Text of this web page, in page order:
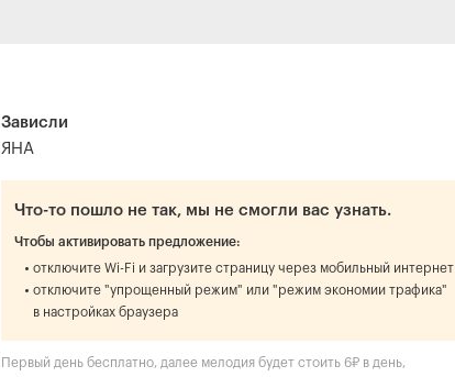
Зависли
ЯНА
Что-то пошло не так, мы не смогли вас узнать.
Чтобы активировать предложение:
отключите Wi-Fi и загрузите страницу через мобильный интернет
отключите "упрощенный режим" или "режим экономии трафика"
в настройках браузера
Первый день бесплатно, далее мелодия будет стоить 6₽ в день,